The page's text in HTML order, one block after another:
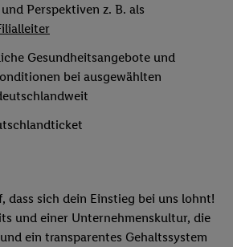
Perspektiven z. B. als
Gesundheitsangebote und
bei ausgewählten
dass sich dein Einstieg bei uns lohnt!
und einer Unternehmenskultur, die
ein transparentes Gehaltssystem